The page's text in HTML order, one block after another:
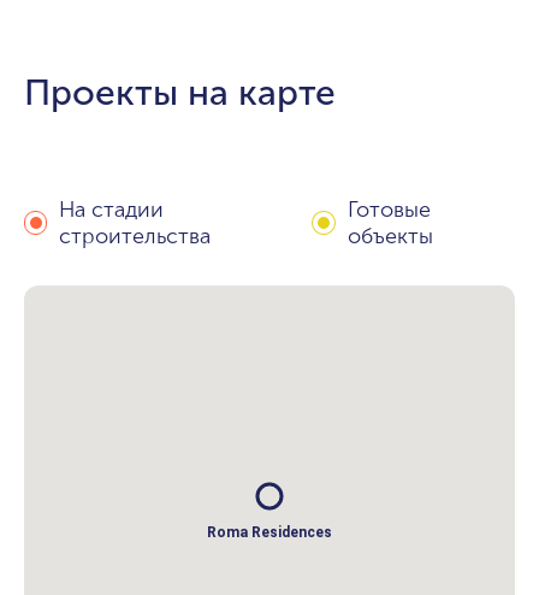
Проекты на карте
На стадии
строительства
Готовые
объекты
Roma Residences